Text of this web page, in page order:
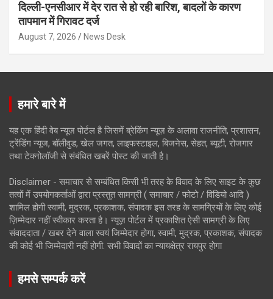
दिल्ली-एनसीआर में देर रात से हो रही बारिश, बादलों के कारण
तापमान में गिरावट दर्ज
August 7, 2026 News Desk
हमारे बारे में
यह एक हिंदी वेब न्यूज़ पोर्टल है जिसमें ब्रेकिंग न्यूज़ के अलावा राजनीति, प्रशासन,
ट्रेंडिंग न्यूज, बॉलीवुड, खेल जगत, लाइफस्टाइल, बिजनेस, सेहत, ब्यूटी, रोजगार
तथा टेक्नोलॉजी से संबंधित खबरें पोस्ट की जाती है।
Disclaimer - समाचार से सम्बंधित किसी भी तरह के विवाद के लिए साइट के कुछ
तत्वों में उपयोगकर्ताओं द्वारा प्रस्तुत सामग्री ( समाचार / फोटो / विडियो आदि )
शामिल होगी स्वामी, मुद्रक, प्रकाशक, संपादक इस तरह के सामग्रियों के लिए कोई
ज़िम्मेदार नहीं स्वीकार करता है। न्यूज़ पोर्टल में प्रकाशित ऐसी सामग्री के लिए
संवाददाता / खबर देने वाला स्वयं जिम्मेदार होगा, स्वामी, मुद्रक, प्रकाशक, संपादक
की कोई भी जिम्मेदारी नहीं होगी. सभी विवादों का न्यायक्षेत्र रायपुर होगा
हमसे सम्पर्क करें